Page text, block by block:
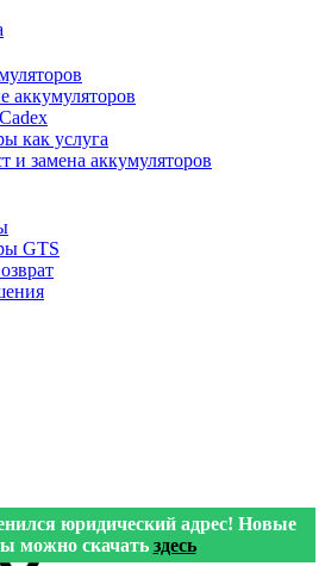
аккумуляторов
как услуга
и замена аккумуляторов
GTS
юридический адрес! Новые
можно скачать здесь